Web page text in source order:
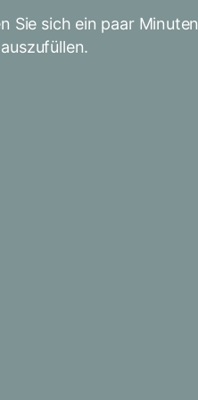
Sie sich ein paar Minuten